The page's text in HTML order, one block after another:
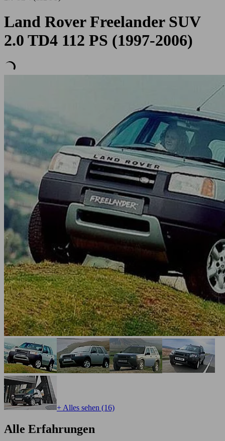
Land Rover Freelander SUV
2.0 TD4 112 PS (1997-2006)
+ Alles sehen (16)
Alle Erfahrungen